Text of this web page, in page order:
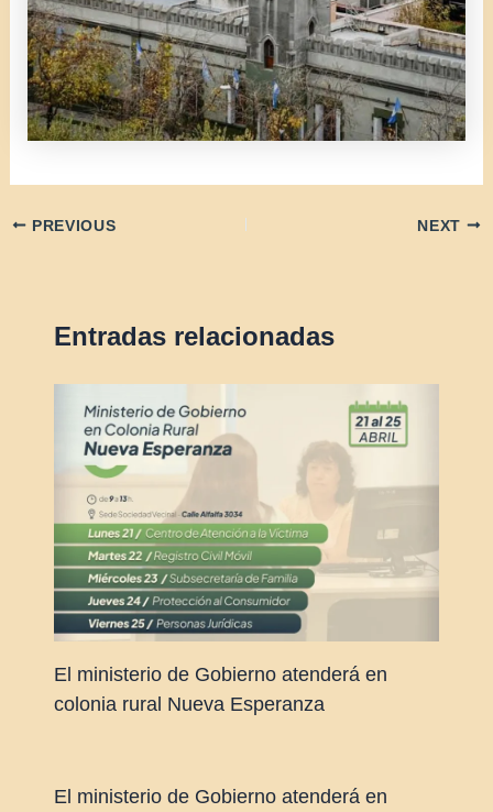
PREVIOUS NEXT
Entradas relacionadas
El ministerio de Gobierno atenderá en
colonia rural Nueva Esperanza
El ministerio de Gobierno atenderá en